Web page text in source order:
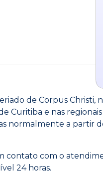
de Corpus Christi,
Curitiba e nas regionais
normalmente a partir
contato com o
24 horas.